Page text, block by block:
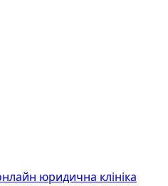
юридична клініка